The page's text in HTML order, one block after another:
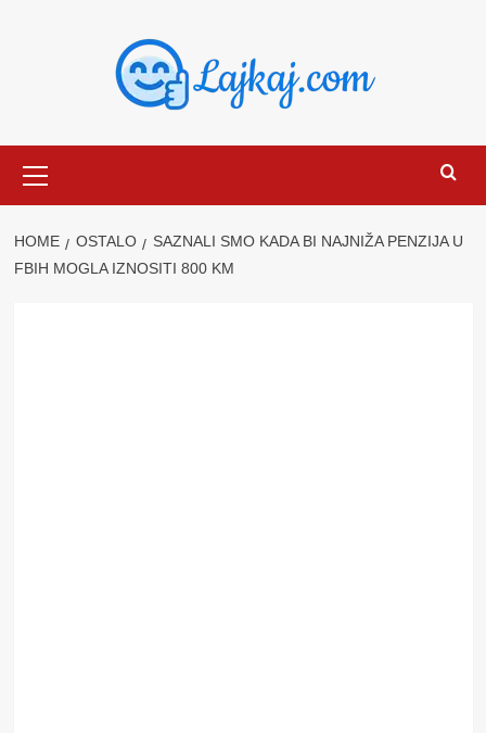
Menu
HOME OSTALO
SAZNALI SMO KADA BI NAJNIŽA PENZIJA U
FBIH MOGLA IZNOSITI 800 KM